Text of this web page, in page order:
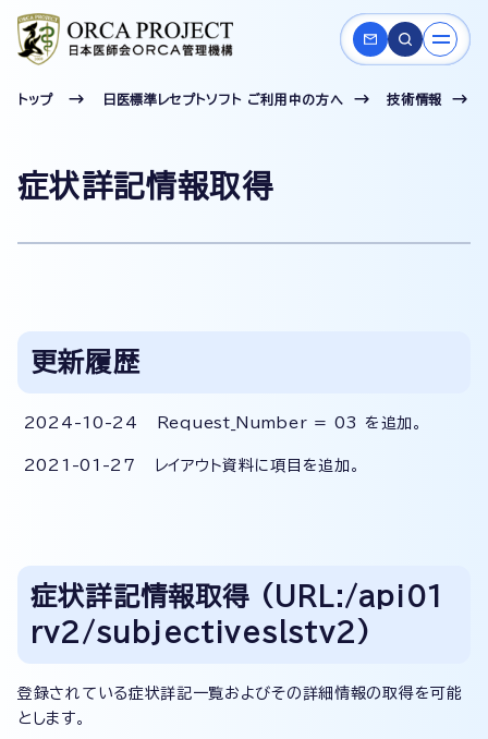
トップ 日医標準レセプトソフト ご利用中の方へ 技術情報
症状詳記情報取得
更新履歴
2024-10-24 Request_Number = 03 を追加。
2021-01-27 レイアウト資料に項目を追加。
症状詳記情報取得 (URL:/api01
rv2/subjectiveslstv2)
登録されている症状詳記一覧およびその詳細情報の取得を可能
とします。